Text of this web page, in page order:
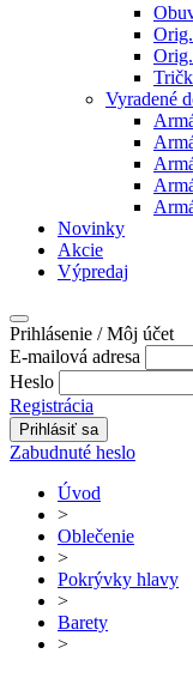
Vyradené
Novinky
Akcie
Výpredaj
Prihlásenie / Môj účet
E-mailová adresa
Heslo
Registrácia
Zabudnuté heslo
Úvod
>
Oblečenie
>
Pokrývky hlavy
>
Barety
>